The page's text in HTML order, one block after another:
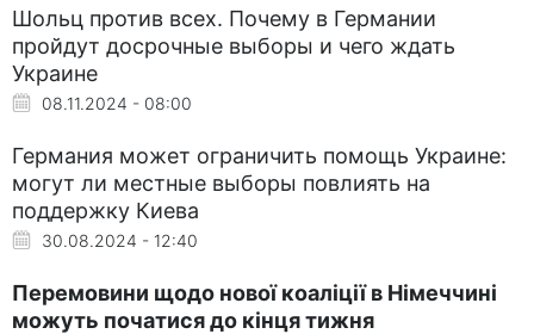
Шольц против всех. Почему в Германии
пройдут досрочные выборы и чего ждать
Украине
08.11.2024 - 08:00
Германия может ограничить помощь Украине:
могут ли местные выборы повлиять на
поддержку Киева
30.08.2024 - 12:40
Перемовини щодо нової коаліції в Німеччині
можуть початися до кінця тижня